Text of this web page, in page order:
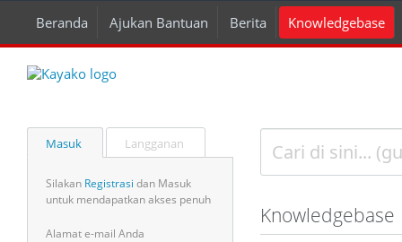
Beranda Ajukan Bantuan Berita Knowledgebase
Masuk Langganan
Silakan Registrasi dan Masuk
untuk mendapatkan akses penuh
Alamat e-mail Anda
Knowledgebase